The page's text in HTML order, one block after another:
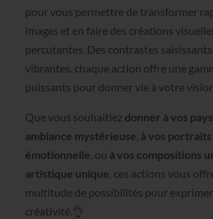
pour vous permettre de transformer
images et en faire des créations
percutantes. Des contrastes
vibrantes, chaque action offre une
puissants pour donner vie à votre
Que vous souhaitiez donner à vos
ambiance mystérieuse à vos
émotionnelle , ou à vos compositions
artistique unique , ces actions vous
multitude de possibilités pour
créativité.👌